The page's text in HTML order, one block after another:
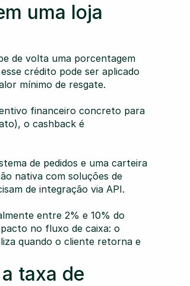
uma loja
de volta uma porcentagem
crédito pode ser aplicado
mínimo de resgate.
financeiro concreto para
o cashback é
de pedidos e uma carteira
nativa com soluções de
de integração via API.
entre 2% e 10% do
no fluxo de caixa: o
quando o cliente retorna e
taxa de